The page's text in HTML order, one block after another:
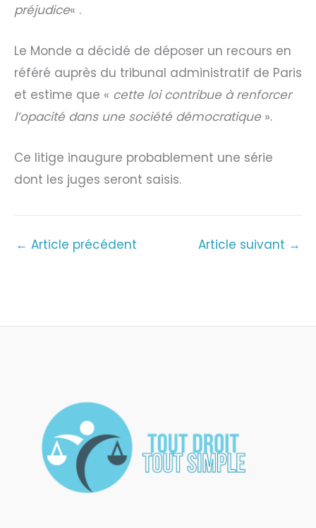
préjudice« .
Le Monde a décidé de déposer un recours en
référé auprès du tribunal administratif de Paris
et estime que « cette loi contribue à renforcer
l’opacité dans une société démocratique ».
Ce litige inaugure probablement une série
dont les juges seront saisis.
← Article précédent Article suivant →